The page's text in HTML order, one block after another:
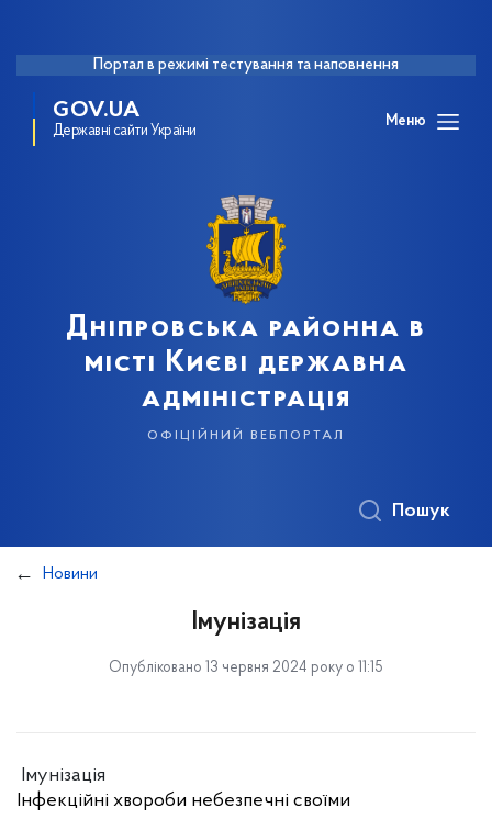
Портал в режимі тестування та наповнення
GOV.UA
Державні сайти України
Меню
Дніпровська районна в
місті Києві державна
адміністрація
офіційний вебпортал
Пошук
Новини
Імунізація
Опубліковано 13 червня 2024 року о 11:15
Імунізація
Інфекційні хвороби небезпечні своїми